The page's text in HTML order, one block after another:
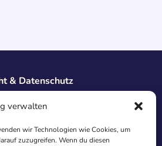
verwalten
wir Technologien wie Cookies, um
zuzugreifen. Wenn du diesen
& Datenschutz